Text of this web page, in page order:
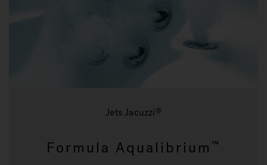
Jets Jacuzzi®
Formula Aqualibrium ™